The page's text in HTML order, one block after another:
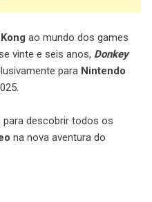
ao mundo dos games
vinte e seis anos, Donkey
para Nintendo
para descobrir todos os
na nova aventura do